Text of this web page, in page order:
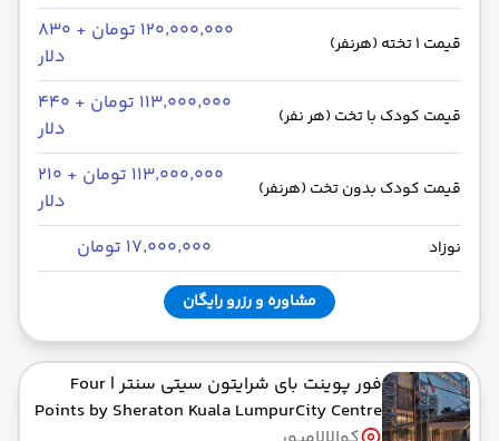
قیمت 1 تخته (هرنفر)
۱۲۰٬۰۰۰٬۰۰۰ تومان + ۸۳۰
دلار
قیمت کودک با تخت (هر نفر)
۱۱۳٬۰۰۰٬۰۰۰ تومان + ۴۴۰
دلار
قیمت کودک بدون تخت (هرنفر)
۱۱۳٬۰۰۰٬۰۰۰ تومان + ۲۱۰
دلار
نوزاد ۱۷٬۰۰۰٬۰۰۰ تومان
مشاوره و رزرو رایگان
فور پوینت بای شرایتون سیتی سنتر | Four
Points by Sheraton Kuala LumpurCity Centre